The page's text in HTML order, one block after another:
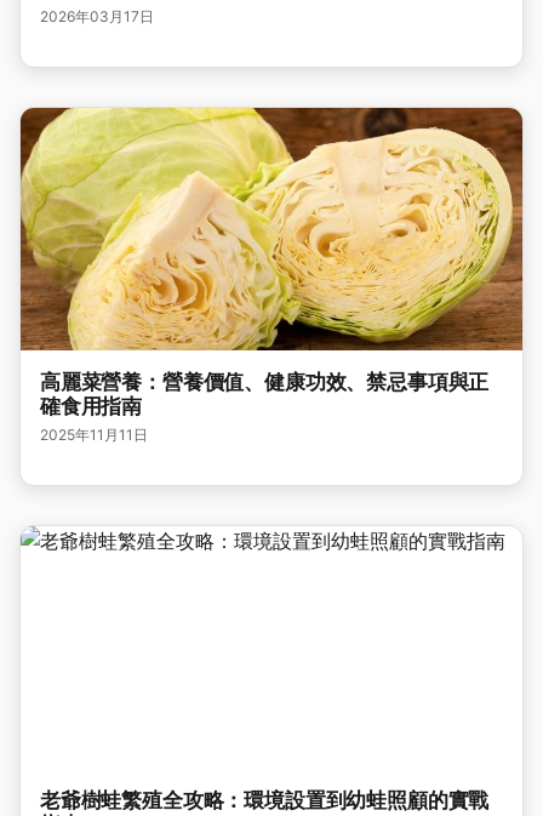
2026年03月17日
高麗菜營養：營養價值、健康功效、禁忌事項與正
確食用指南
2025年11月11日
老爺樹蛙繁殖全攻略：環境設置到幼蛙照顧的實戰